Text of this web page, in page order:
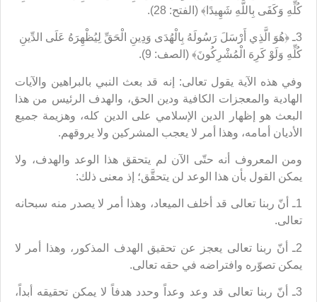
كُلِّهِ وَكَفَى بِاللَّهِ شَهِيدًا﴾ (الفتح: 28).
3ـ ﴿هُوَ الَّذِي أَرْسَلَ رَسُولَهُ بِالْهُدَى وَدِينِ الْحَقِّ لِيُظْهِرَهُ عَلَى الدِّينِ
كُلِّهِ وَلَوْ كَرِهَ الْمُشْرِكُونَ﴾ (الصف: 9).
وفي هذه الآية يقول تعالى: إنه قد بعث النبي بالبراهين والآيات
الهادية والمعجزات الكافية ودين الحق، والهدف الرئيس من هذا
البعث هو إظهار الدين الإسلامي على الدين كله، وهزيمة جميع
الأديان أمامه، وهذا أمر لا يعجب المشركين ولا يروقهم.
ومن المعروف أنه حتّى الآن لم يتحقق هذا الوعد والهدف، ولا
يمكن القول بأن هذا الوعد لن يتحقَّق؛ إذ معنى ذلك:
1ـ أنّ ربنا تعالى قد أخلف الميعاد، وهذا أمر لا يصدر منه سبحانه
تعالى.
2ـ أنّ ربنا تعالى يعجز عن تحقيق الهدف المذكور، وهذا أمر لا
يمكن تصوّره وافتراضه في حقه تعالى.
3ـ أنّ ربنا تعالى قد وعد وعداً وحدد هدفاً لا يمكن تحقيقه أبداً،